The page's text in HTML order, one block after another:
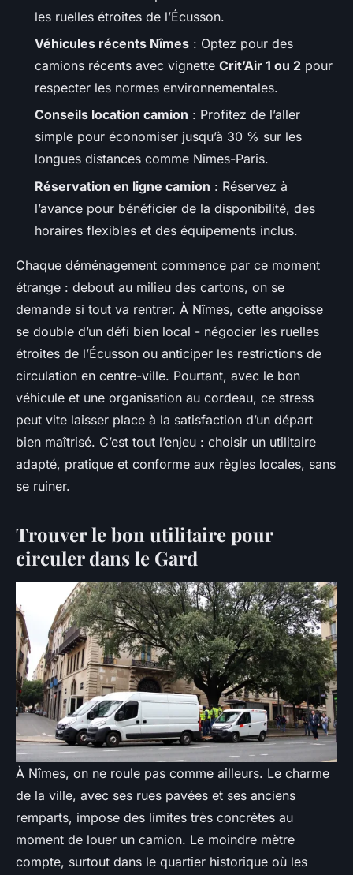
les ruelles étroites de l’Écusson.
Véhicules récents Nîmes : Optez pour des
camions récents avec vignette Crit’Air 1 ou 2 pour
respecter les normes environnementales.
Conseils location camion : Profitez de l’aller
simple pour économiser jusqu’à 30 % sur les
longues distances comme Nîmes-Paris.
Réservation en ligne camion : Réservez à
l’avance pour bénéficier de la disponibilité, des
horaires flexibles et des équipements inclus.
Chaque déménagement commence par ce moment
étrange : debout au milieu des cartons, on se
demande si tout va rentrer. À Nîmes, cette angoisse
se double d’un défi bien local - négocier les ruelles
étroites de l’Écusson ou anticiper les restrictions de
circulation en centre-ville. Pourtant, avec le bon
véhicule et une organisation au cordeau, ce stress
peut vite laisser place à la satisfaction d’un départ
bien maîtrisé. C’est tout l’enjeu : choisir un utilitaire
adapté, pratique et conforme aux règles locales, sans
se ruiner.
Trouver le bon utilitaire pour
circuler dans le Gard
À Nîmes, on ne roule pas comme ailleurs. Le charme
de la ville, avec ses rues pavées et ses anciens
remparts, impose des limites très concrètes au
moment de louer un camion. Le moindre mètre
compte, surtout dans le quartier historique où les